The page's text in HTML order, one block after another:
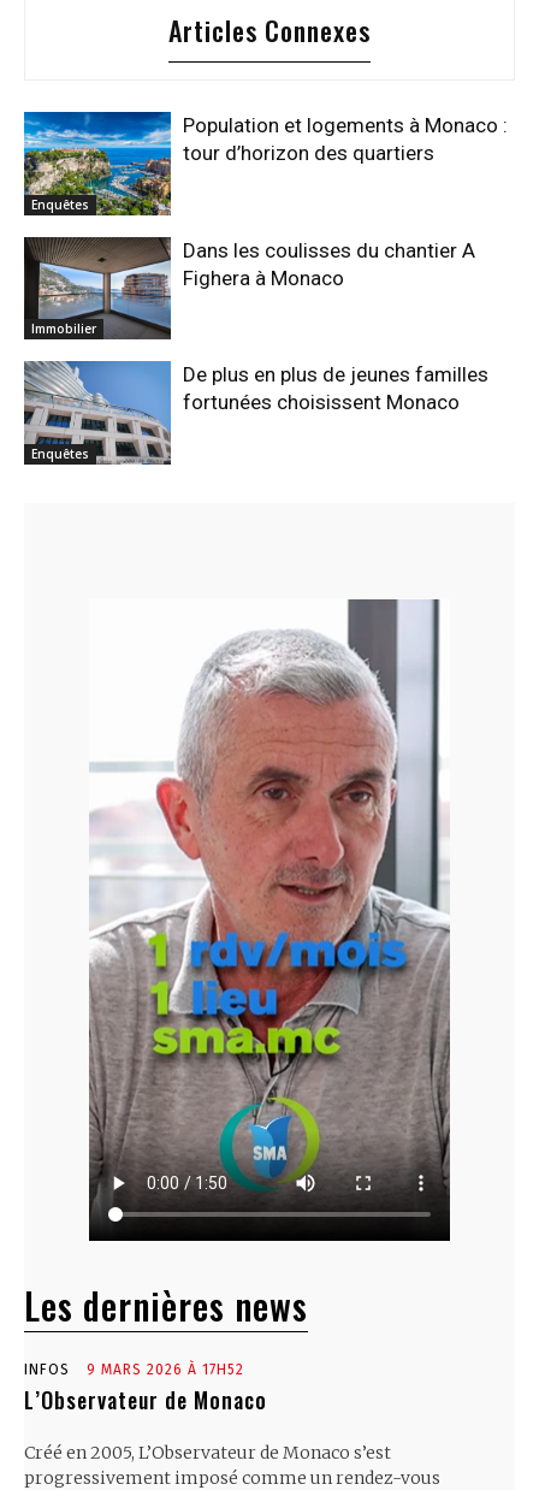
Articles Connexes
Enquêtes
Population et logements à Monaco :
tour d’horizon des quartiers
Immobilier
Dans les coulisses du chantier A
Fighera à Monaco
Enquêtes
De plus en plus de jeunes familles
fortunées choisissent Monaco
Les dernières news
INFOS 9 MARS 2026 À 17H52
L’Observateur de Monaco
Créé en 2005, L’Observateur de Monaco s’est
progressivement imposé comme un rendez-vous